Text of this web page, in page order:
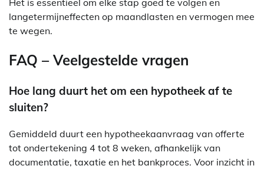
Het is essentieel om elke stap goed te volgen en
langetermijneffecten op maandlasten en vermogen mee
te wegen.
FAQ – Veelgestelde vragen
Hoe lang duurt het om een hypotheek af te
sluiten?
Gemiddeld duurt een hypotheekaanvraag van offerte
tot ondertekening 4 tot 8 weken, afhankelijk van
documentatie, taxatie en het bankproces. Voor inzicht in